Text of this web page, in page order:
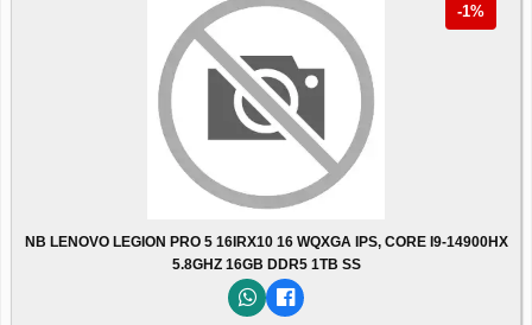
-1%
NB LENOVO LEGION PRO 5 16IRX10 16 WQXGA IPS, CORE I9-14900HX
5.8GHZ 16GB DDR5 1TB SS